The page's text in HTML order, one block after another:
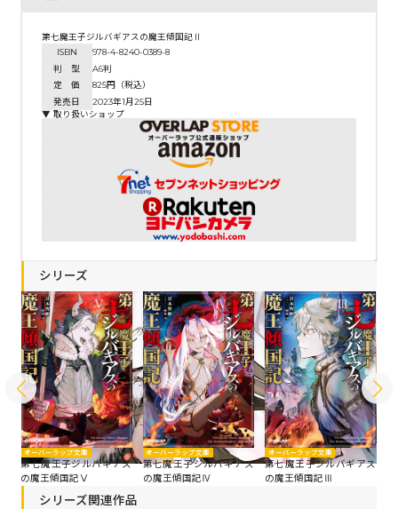
第七魔王子ジルバギアスの魔王傾国記Ⅱ
ISBN
978-4-8240-0389-8
判 型
A6判
定 価
825円（税込）
発売日
2023年1月25日
▼ 取り扱いショップ
シリーズ
オーバーラップ文庫
第七魔王子ジルバギアス
の魔王傾国記Ⅴ
オーバーラップ文庫
第七魔王子ジルバギアス
の魔王傾国記Ⅳ
オーバーラップ文庫
第七魔王子ジルバギアス
の魔王傾国記Ⅲ
シリーズ関連作品